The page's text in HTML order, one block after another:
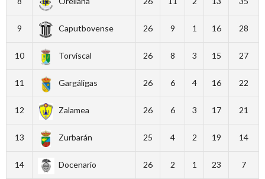
9 Caputbovense 26 9 1 16 28
10 Torviscal 26 8 3 15 27
11 Gargáligas 26 6 4 16 22
12 Zalamea 26 6 3 17 21
13 Zurbarán 25 4 2 19 14
14 Docenario 26 2 1 23 7